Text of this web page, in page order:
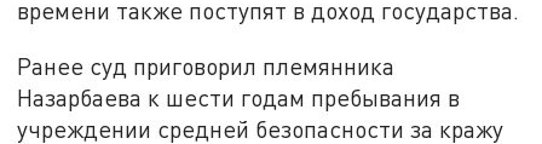
времени также поступят в доход государства.
Ранее суд приговорил племянника
Назарбаева к шести годам пребывания в
учреждении средней безопасности за кражу